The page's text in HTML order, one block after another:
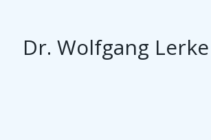
Dr. Wolfgang Lerke